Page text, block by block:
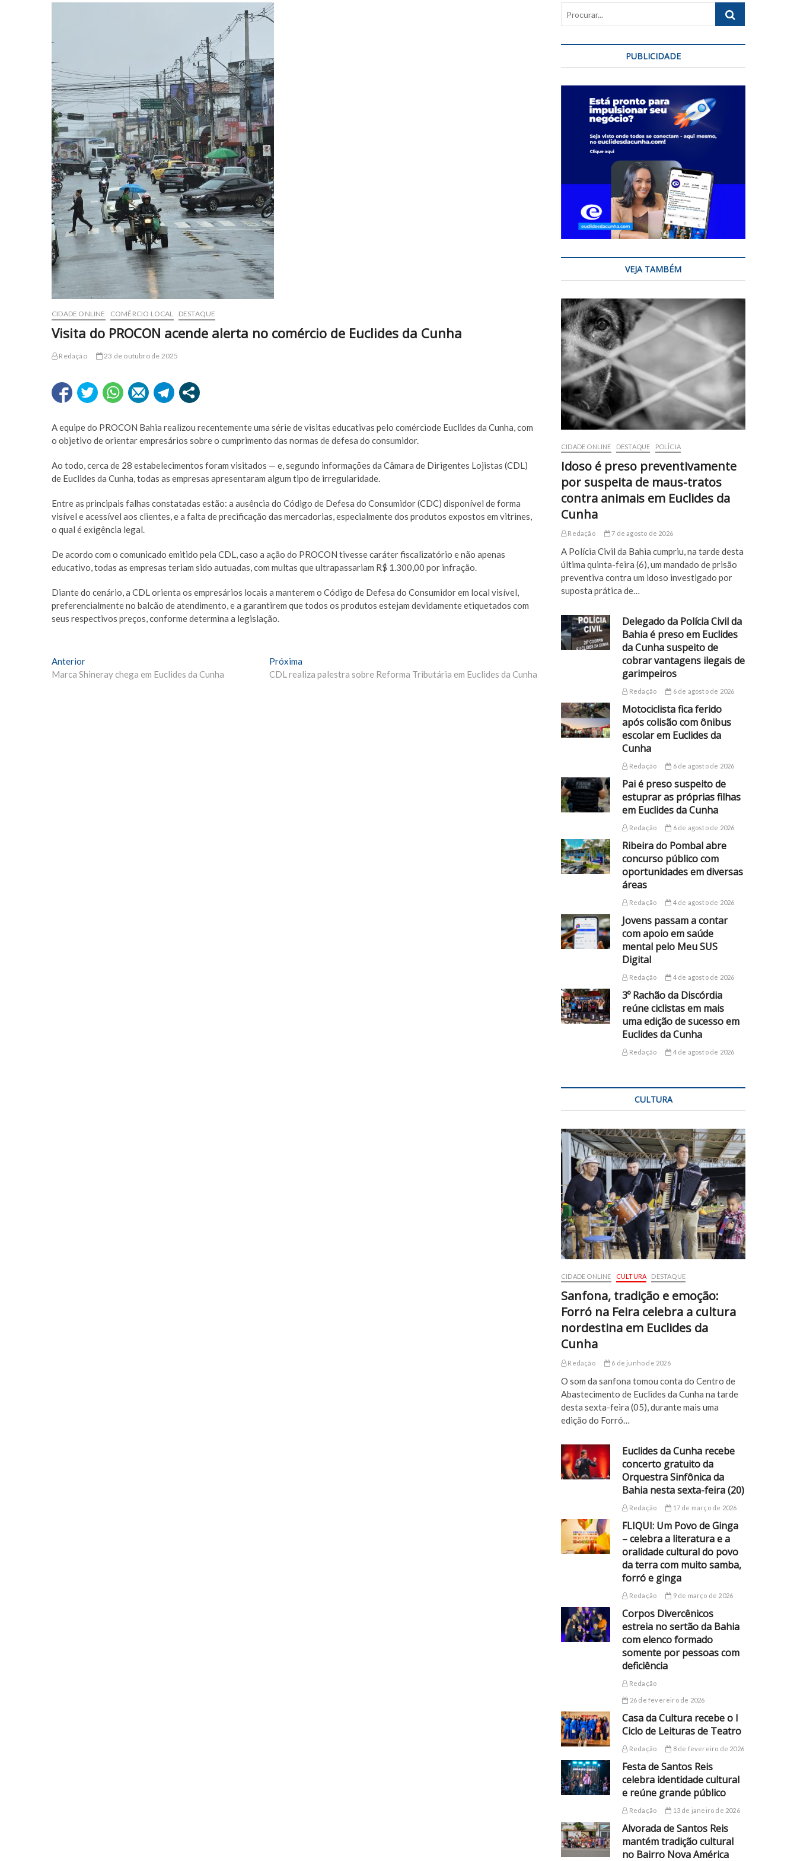
CIDADE ONLINE COMÉRCIO LOCAL DESTAQUE
Visita do PROCON acende alerta no comércio de Euclides da Cunha
Redação 23 de outubro de 2025
A equipe do PROCON Bahia realizou recentemente uma série de visitas educativas pelo comérciode Euclides da Cunha, com
o objetivo de orientar empresários sobre o cumprimento das normas de defesa do consumidor.
Ao todo, cerca de 28 estabelecimentos foram visitados — e, segundo informações da Câmara de Dirigentes Lojistas (CDL)
de Euclides da Cunha, todas as empresas apresentaram algum tipo de irregularidade.
Entre as principais falhas constatadas estão: a ausência do Código de Defesa do Consumidor (CDC) disponível de forma
visível e acessível aos clientes, e a falta de precificação das mercadorias, especialmente dos produtos expostos em vitrines,
o qual é exigência legal.
De acordo com o comunicado emitido pela CDL, caso a ação do PROCON tivesse caráter fiscalizatório e não apenas
educativo, todas as empresas teriam sido autuadas, com multas que ultrapassariam R$ 1.300,00 por infração.
Diante do cenário, a CDL orienta os empresários locais a manterem o Código de Defesa do Consumidor em local visível,
preferencialmente no balcão de atendimento, e a garantirem que todos os produtos estejam devidamente etiquetados com
seus respectivos preços, conforme determina a legislação.
Navegação
de
AnteriorMatéria
Anterior:
Marca Shineray chega em Euclides da Cunha
Próxima
Materia:
CDL realiza palestra sobre Reforma Tributária em Euclides da Cunha
Procurar...
PUBLICIDADE
VEJA TAMBÉM
CIDADE ONLINE DESTAQUE POLÍCIA
Idoso é preso preventivamente
por suspeita de maus-tratos
contra animais em Euclides da
Cunha
Redação 7 de agosto de 2026
A Polícia Civil da Bahia cumpriu, na tarde desta
última quinta-feira (6), um mandado de prisão
preventiva contra um idoso investigado por
suposta prática de…
Delegado da Polícia Civil da
Bahia é preso em Euclides
da Cunha suspeito de
cobrar vantagens ilegais de
garimpeiros
Redação 6 de agosto de 2026
Motociclista fica ferido
após colisão com ônibus
escolar em Euclides da
Cunha
Redação 6 de agosto de 2026
Pai é preso suspeito de
estuprar as próprias filhas
em Euclides da Cunha
Redação 6 de agosto de 2026
Ribeira do Pombal abre
concurso público com
oportunidades em diversas
áreas
Redação 4 de agosto de 2026
Jovens passam a contar
com apoio em saúde
mental pelo Meu SUS
Digital
Redação 4 de agosto de 2026
3º Rachão da Discórdia
reúne ciclistas em mais
uma edição de sucesso em
Euclides da Cunha
Redação 4 de agosto de 2026
CULTURA
CIDADE ONLINE CULTURA DESTAQUE
Sanfona, tradição e emoção:
Forró na Feira celebra a cultura
nordestina em Euclides da
Cunha
Redação 6 de junho de 2026
O som da sanfona tomou conta do Centro de
Abastecimento de Euclides da Cunha na tarde
desta sexta-feira (05), durante mais uma
edição do Forró…
Euclides da Cunha recebe
concerto gratuito da
Orquestra Sinfônica da
Bahia nesta sexta-feira (20)
Redação 17 de março de 2026
FLIQUI: Um Povo de Ginga
– celebra a literatura e a
oralidade cultural do povo
da terra com muito samba,
forró e ginga
Redação 9 de março de 2026
Corpos Divercênicos
estreia no sertão da Bahia
com elenco formado
somente por pessoas com
deficiência
Redação
26 de fevereiro de 2026
Casa da Cultura recebe o I
Ciclo de Leituras de Teatro
Redação 8 de fevereiro de 2026
Festa de Santos Reis
celebra identidade cultural
e reúne grande público
Redação 13 de janeiro de 2026
Alvorada de Santos Reis
mantém tradição cultural
no Bairro Nova América